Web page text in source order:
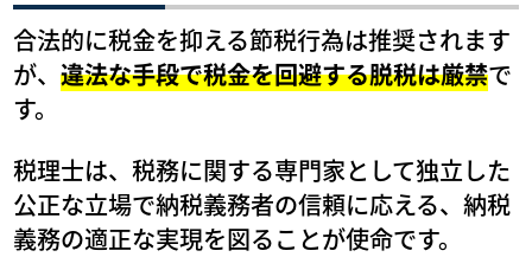
合法的に税金を抑える節税行為は推奨されます
が、違法な手段で税金を回避する脱税は厳禁で
す。
税理士は、税務に関する専門家として独立した
公正な立場で納税義務者の信頼に応える、納税
義務の適正な実現を図ることが使命です。